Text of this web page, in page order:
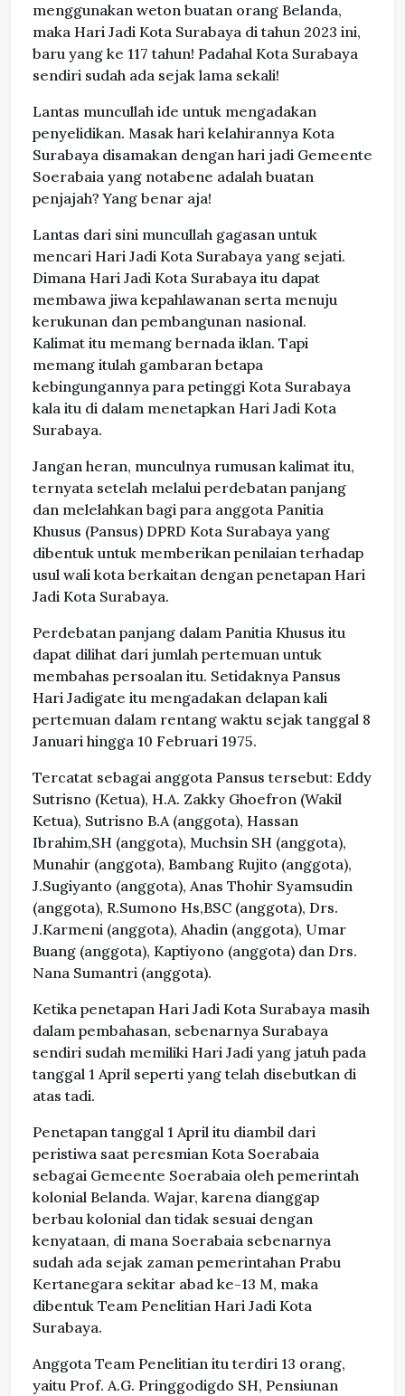
menggunakan weton buatan orang Belanda,
maka Hari Jadi Kota Surabaya di tahun 2023 ini,
baru yang ke 117 tahun! Padahal Kota Surabaya
sendiri sudah ada sejak lama sekali!
Lantas muncullah ide untuk mengadakan
penyelidikan. Masak hari kelahirannya Kota
Surabaya disamakan dengan hari jadi Gemeente
Soerabaia yang notabene adalah buatan
penjajah? Yang benar aja!
Lantas dari sini muncullah gagasan untuk
mencari Hari Jadi Kota Surabaya yang sejati.
Dimana Hari Jadi Kota Surabaya itu dapat
membawa jiwa kepahlawanan serta menuju
kerukunan dan pembangunan nasional.
Kalimat itu memang bernada iklan. Tapi
memang itulah gambaran betapa
kebingungannya para petinggi Kota Surabaya
kala itu di dalam menetapkan Hari Jadi Kota
Surabaya.
Jangan heran, munculnya rumusan kalimat itu,
ternyata setelah melalui perdebatan panjang
dan melelahkan bagi para anggota Panitia
Khusus (Pansus) DPRD Kota Surabaya yang
dibentuk untuk memberikan penilaian terhadap
usul wali kota berkaitan dengan penetapan Hari
Jadi Kota Surabaya.
Perdebatan panjang dalam Panitia Khusus itu
dapat dilihat dari jumlah pertemuan untuk
membahas persoalan itu. Setidaknya Pansus
Hari Jadigate itu mengadakan delapan kali
pertemuan dalam rentang waktu sejak tanggal 8
Januari hingga 10 Februari 1975.
Tercatat sebagai anggota Pansus tersebut: Eddy
Sutrisno (Ketua), H.A. Zakky Ghoefron (Wakil
Ketua), Sutrisno B.A (anggota), Hassan
Ibrahim,SH (anggota), Muchsin SH (anggota),
Munahir (anggota), Bambang Rujito (anggota),
J.Sugiyanto (anggota), Anas Thohir Syamsudin
(anggota), R.Sumono Hs,BSC (anggota), Drs.
J.Karmeni (anggota), Ahadin (anggota), Umar
Buang (anggota), Kaptiyono (anggota) dan Drs.
Nana Sumantri (anggota).
Ketika penetapan Hari Jadi Kota Surabaya masih
dalam pembahasan, sebenarnya Surabaya
sendiri sudah memiliki Hari Jadi yang jatuh pada
tanggal 1 April seperti yang telah disebutkan di
atas tadi.
Penetapan tanggal 1 April itu diambil dari
peristiwa saat peresmian Kota Soerabaia
sebagai Gemeente Soerabaia oleh pemerintah
kolonial Belanda. Wajar, karena dianggap
berbau kolonial dan tidak sesuai dengan
kenyataan, di mana Soerabaia sebenarnya
sudah ada sejak zaman pemerintahan Prabu
Kertanegara sekitar abad ke-13 M, maka
dibentuk Team Penelitian Hari Jadi Kota
Surabaya.
Anggota Team Penelitian itu terdiri 13 orang,
yaitu Prof. A.G. Pringgodigdo SH, Pensiunan